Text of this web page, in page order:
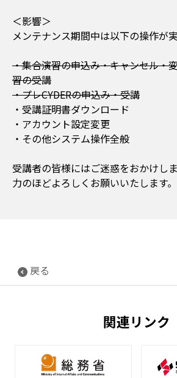
＜影響＞
メンテナンス期間中は以下の操作が
・集合演習の申込み・キャンセル・
習の受講
・プレCYDERの申込み・受講
・受講証明書ダウンロード
・アカウント設定変更
・その他システム操作全般
受講者の皆様にはご迷惑をおかけし
力のほどよろしくお願いいたします。
戻る
関連リンク